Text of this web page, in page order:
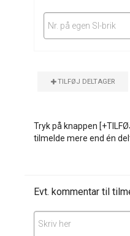
Nr. på egen SI-brik
TILFØJ DELTAGER
Tryk på knappen
tilmelde mere end én
Evt. kommentar til
Skriv her